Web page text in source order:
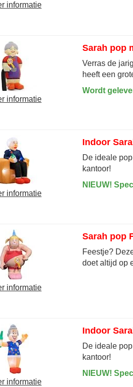
informatie
informatie
Sarah pop
Verras de
heeft een
Wordt
informatie
Indoor
De ideale
kantoor!
NIEUW!
informatie
Sarah pop
Feestje?
doet altijd op
informatie
Indoor
De ideale
kantoor!
NIEUW!